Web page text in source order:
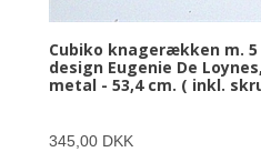
Cubiko knagerækken m.
design Eugenie De
metal - 53,4 cm. ( inkl.
345,00 DKK